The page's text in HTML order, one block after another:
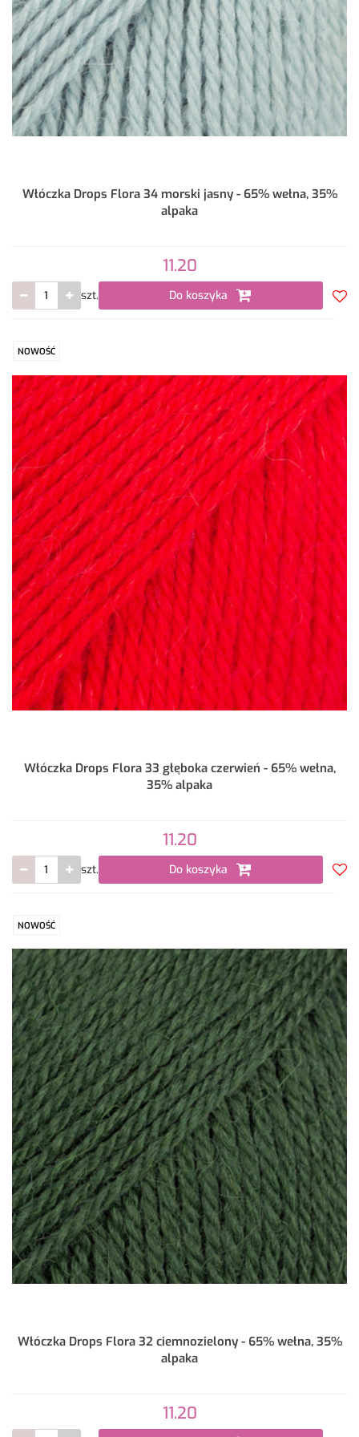
Włóczka Drops Flora 34 morski jasny - 65% wełna, 35%
alpaka
11.20
szt. Do koszyka
NOWOŚĆ
Włóczka Drops Flora 33 głęboka czerwień - 65% wełna,
35% alpaka
11.20
szt. Do koszyka
NOWOŚĆ
Włóczka Drops Flora 32 ciemnozielony - 65% wełna, 35%
alpaka
11.20